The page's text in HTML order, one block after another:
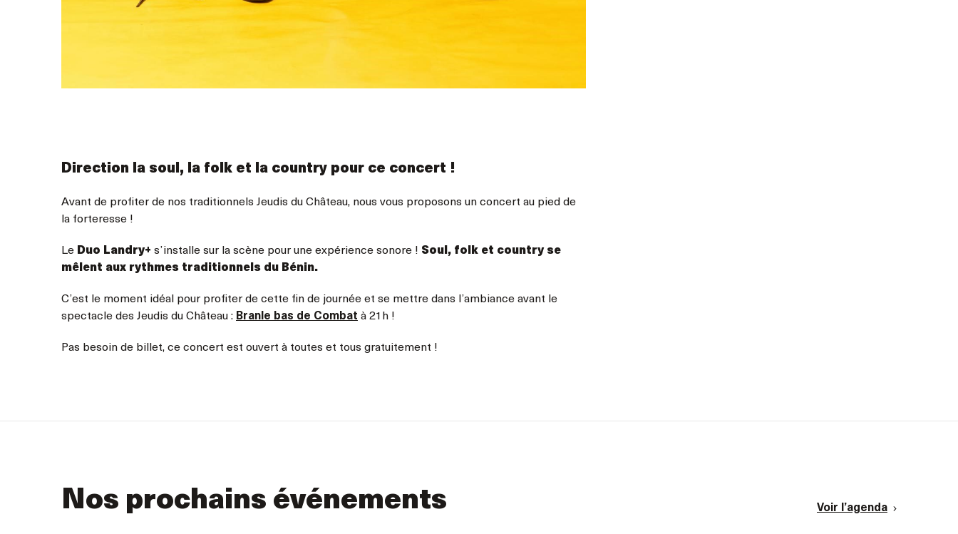
Direction la soul, la folk et la country pour ce concert !
Avant de profiter de nos traditionnels Jeudis du Château, nous vous proposons un concert au pied de
la forteresse !
Le Duo Landry+ s’installe sur la scène pour une expérience sonore ! Soul, folk et country se
mêlent aux rythmes traditionnels du Bénin.
C’est le moment idéal pour profiter de cette fin de journée et se mettre dans l’ambiance avant le
spectacle des Jeudis du Château : Branle bas de Combat à 21h !
Pas besoin de billet, ce concert est ouvert à toutes et tous gratuitement !
Nos prochains événements Voir l’agenda